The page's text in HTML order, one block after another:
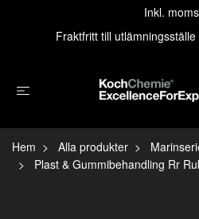
Inkl. moms
Fraktfritt till
Hem Alla produkter
Plast & Gummibehandling Rr